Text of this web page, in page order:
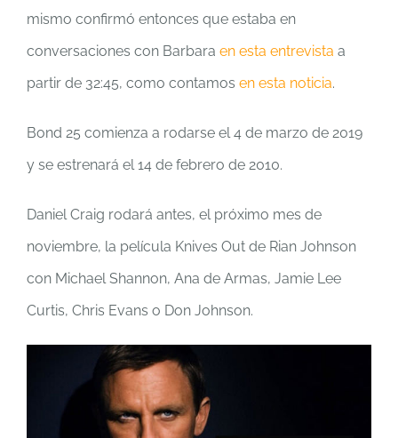
mismo confirmó entonces que estaba en
conversaciones con Barbara en esta entrevista a
partir de 32:45, como contamos en esta noticia.
Bond 25 comienza a rodarse el 4 de marzo de 2019
y se estrenará el 14 de febrero de 2010.
Daniel Craig rodará antes, el próximo mes de
noviembre, la película Knives Out de Rian Johnson
con Michael Shannon, Ana de Armas, Jamie Lee
Curtis, Chris Evans o Don Johnson.